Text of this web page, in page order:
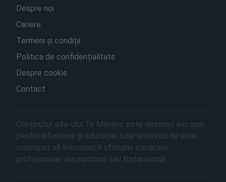
Despre noi
Cariere
Termeni și condiții
Politica de confidențialitate
Despre cookie
Contact
Conținutul site-ului Te Mănânc este destinat exclusiv
pentru informare și educație. Site-ul nostru nu este
conceput să înlocuiască sfaturile medicale
profesionale, diagnosticul sau tratamentul.